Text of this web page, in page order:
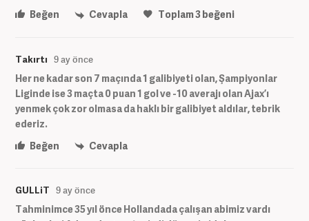
Beğen
Cevapla Toplam3beğeni
Takırtı 9 ay önce
Her ne kadar son 7 maçında 1 galibiyeti olan, Şampiyonlar
Liginde ise 3 maçta 0 puan 1 gol ve -10 averajı olan Ajax’ı
yenmek çok zor olmasa da haklı bir galibiyet aldılar, tebrik
ederiz.
Beğen
Cevapla
GULLiT 9 ay önce
Tahminimce 35 yıl önce Hollandada çalışan abimiz vardı